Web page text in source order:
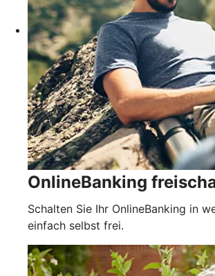
OnlineBanking
Schalten Sie Ihr OnlineBanking in
einfach selbst frei.